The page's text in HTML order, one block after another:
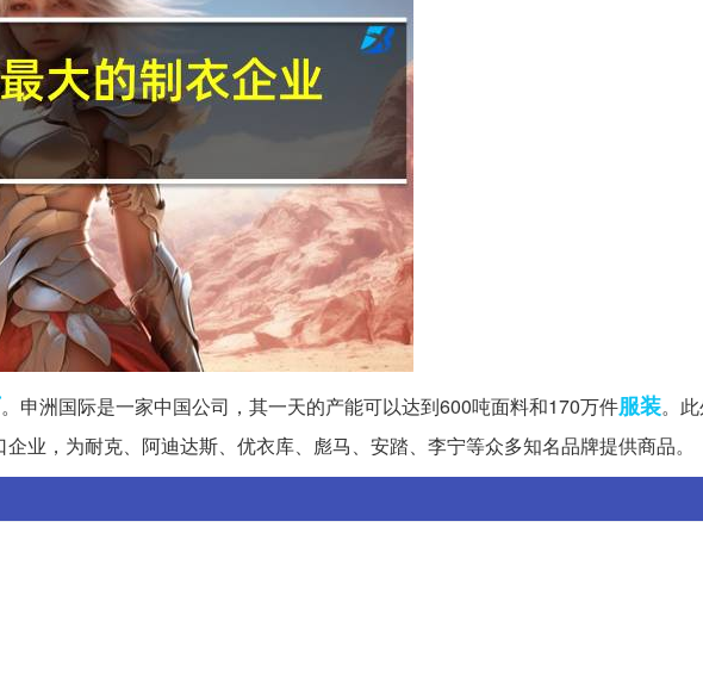
。申洲国际是一家中国公司，其一天的产能可以达到600吨面料和170万件服装。
业，为耐克、阿迪达斯、优衣库、彪马、安踏、李宁等众多知名品牌提供商品。